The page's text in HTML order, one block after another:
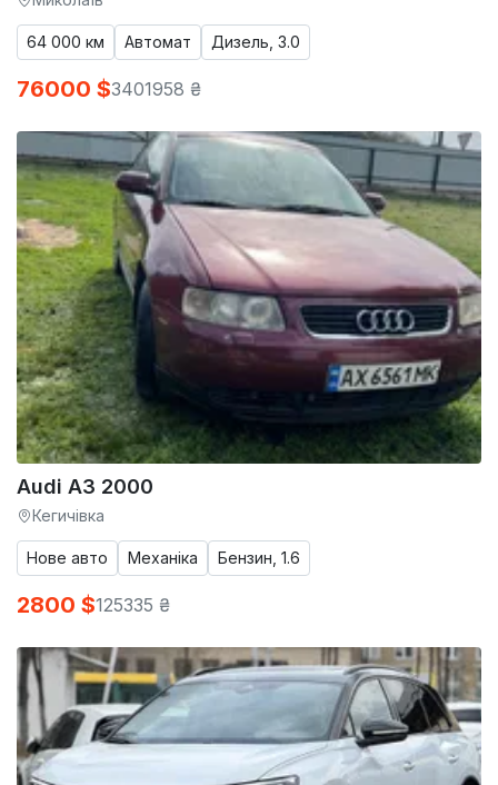
64 000 км Автомат Дизель, 3.0
76000 $3401958 ₴
Audi A3 2000
Кегичівка
Нове авто Механіка Бензин, 1.6
2800 $125335 ₴